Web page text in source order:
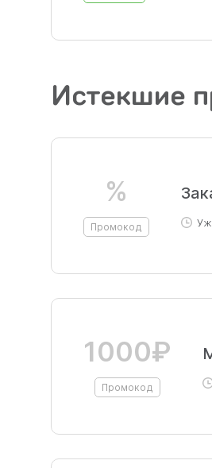
Истекшие
%
Промокод
1000₽
Промокод